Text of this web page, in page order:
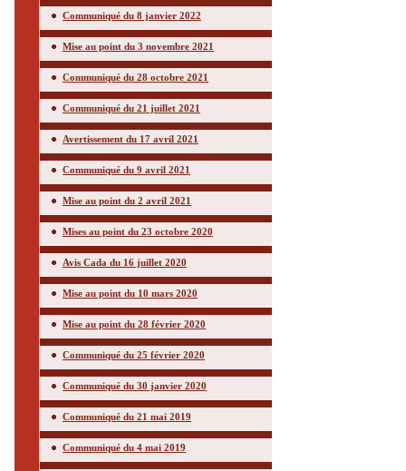
Communiqué du 8 janvier 2022
Mise au point du 3 novembre 2021
Communiqué du 28 octobre 2021
Communiqué du 21 juillet 2021
Avertissement du 17 avril 2021
Communiqué du 9 avril 2021
Mise au point du 2 avril 2021
Mises au point du 23 octobre 2020
Avis Cada du 16 juillet 2020
Mise au point du 10 mars 2020
Mise au point du 28 février 2020
Communiqué du 25 février 2020
Communiqué du 30 janvier 2020
Communiqué du 21 mai 2019
Communiqué du 4 mai 2019